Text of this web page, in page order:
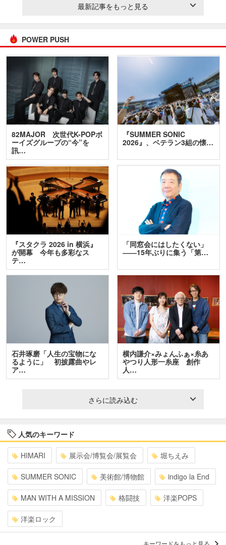
最新記事をもっと見る
POWER PUSH
82MAJOR 次世代K-POPボ
ーイズグループの“今”を
訊…
『SUMMER SONIC
2026』、ベテラン3組の懐…
『スタクラ 2026 in 横浜』
が開幕 今年も多彩なス
テ…
「同窓会にはしたくない」
――15年ぶりに集う「第…
石井琢磨「人生の宝物にな
るように」 初披露曲やレ
ア…
横内謙介×みょんふぁ×糸あ
やつり人形一糸座 創作
人…
さらに読み込む
人気のキーワード
HIMARI 展示会/博覧会/展覧会 堀ちえみ
SUMMER SONIC 美術館/博物館 indigo la End
MAN WITH A MISSION 格闘技 洋楽POPS
洋楽ロック